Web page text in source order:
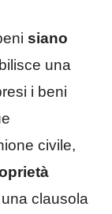
siano
una
i beni
civile,
clausola